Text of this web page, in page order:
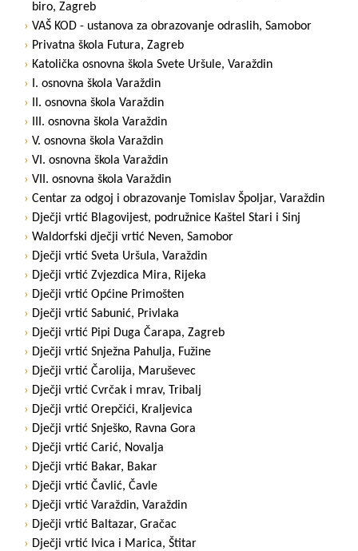
biro, Zagreb
VAŠ KOD - ustanova za obrazovanje odraslih, Samobor
Privatna škola Futura, Zagreb
Katolička osnovna škola Svete Uršule, Varaždin
I. osnovna škola Varaždin
II. osnovna škola Varaždin
III. osnovna škola Varaždin
V. osnovna škola Varaždin
VI. osnovna škola Varaždin
VII. osnovna škola Varaždin
Centar za odgoj i obrazovanje Tomislav Špoljar, Varaždin
Dječji vrtić Blagovijest, podružnice Kaštel Stari i Sinj
Waldorfski dječji vrtić Neven, Samobor
Dječji vrtić Sveta Uršula, Varaždin
Dječji vrtić Zvjezdica Mira, Rijeka
Dječji vrtić Općine Primošten
Dječji vrtić Sabunić, Privlaka
Dječji vrtić Pipi Duga Čarapa, Zagreb
Dječji vrtić Snježna Pahulja, Fužine
Dječji vrtić Čarolija, Maruševec
Dječji vrtić Cvrčak i mrav, Tribalj
Dječji vrtić Orepčići, Kraljevica
Dječji vrtić Snješko, Ravna Gora
Dječji vrtić Carić, Novalja
Dječji vrtić Bakar, Bakar
Dječji vrtić Čavlić, Čavle
Dječji vrtić Varaždin, Varaždin
Dječji vrtić Baltazar, Gračac
Dječji vrtić Ivica i Marica, Štitar